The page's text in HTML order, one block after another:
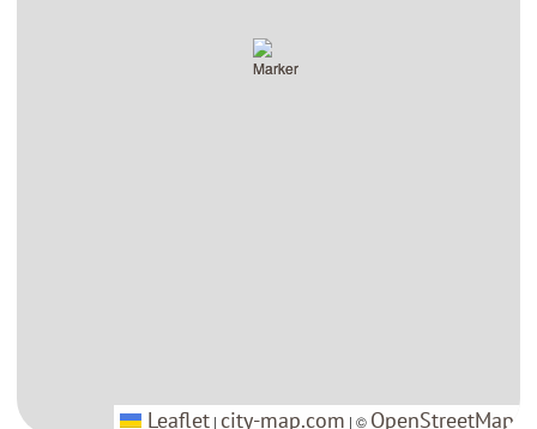
Leaflet | city-map.com | © OpenStreetMap
Leaflet | city-map.com | © OpenStreetMap